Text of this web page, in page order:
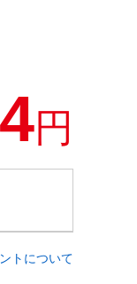
円
トについて